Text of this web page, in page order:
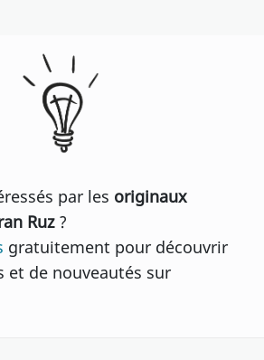
par les originaux
Ruz?
gratuitement pour découvrir
et de nouveautés sur